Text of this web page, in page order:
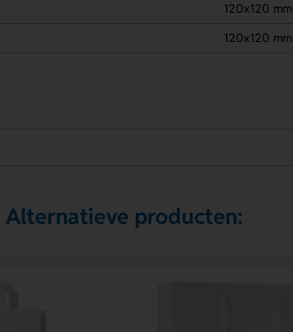
120x120 mm
120x120 mm
Alternatieve producten: